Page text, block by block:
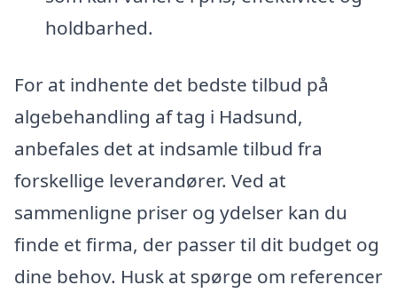
holdbarhed.
For at indhente det bedste tilbud på
algebehandling af tag i Hadsund,
anbefales det at indsamle tilbud fra
forskellige leverandører. Ved at
sammenligne priser og ydelser kan du
finde et firma, der passer til dit budget og
dine behov. Husk at spørge om referencer